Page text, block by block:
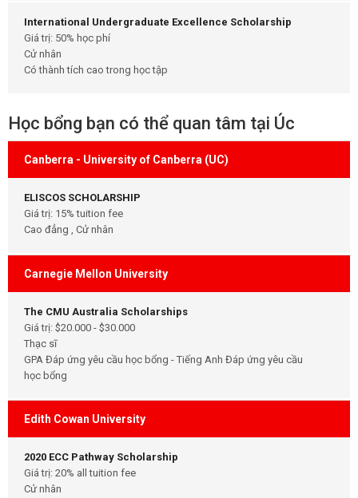
International Undergraduate Excellence Scholarship
Giá trị: 50% học phí
Cử nhân
Có thành tích cao trong học tập
Học bổng bạn có thể quan tâm tại Úc
Canberra - University of Canberra (UC)
ELISCOS SCHOLARSHIP
Giá trị: 15% tuition fee
Cao đẳng , Cử nhân
Carnegie Mellon University
The CMU Australia Scholarships
Giá trị: $20.000 - $30.000
Thạc sĩ
GPA Đáp ứng yêu cầu học bổng - Tiếng Anh Đáp ứng yêu cầu
học bổng
Edith Cowan University
2020 ECC Pathway Scholarship
Giá trị: 20% all tuition fee
Cử nhân